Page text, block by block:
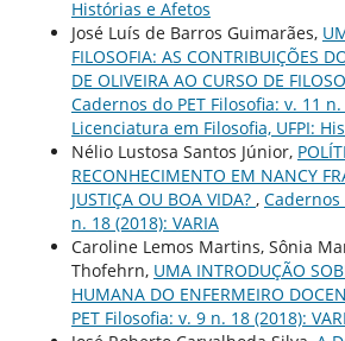
Histórias e Afetos
José Luís de Barros Guimarães,
FILOSOFIA: AS CONTRIBUIÇÕES
DE OLIVEIRA AO CURSO DE
Cadernos do PET Filosofia: v. 11
Licenciatura em Filosofia, UFPI:
Nélio Lustosa Santos Júnior,
RECONHECIMENTO EM NANCY
JUSTIÇA OU BOA VIDA? , Cadernos
n. 18 (2018): VARIA
Caroline Lemos Martins, Sônia
Thofehrn, UMA INTRODUÇÃO
HUMANA DO ENFERMEIRO
PET Filosofia: v. 9 n. 18 (2018):